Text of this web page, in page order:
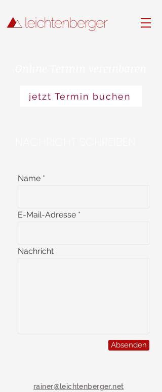
jetzt Termin buchen
Name
E-Mail-Adresse
Nachricht
Absenden
rainer@leichtenberger.net